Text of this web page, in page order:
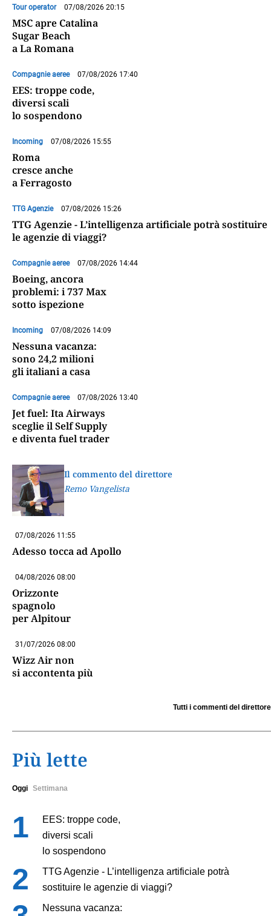
Tour operator 07/08/2026 20:15
MSC apre Catalina
Sugar Beach
a La Romana
Compagnie aeree 07/08/2026 17:40
EES: troppe code,
diversi scali
lo sospendono
Incoming 07/08/2026 15:55
Roma
cresce anche
a Ferragosto
TTG Agenzie 07/08/2026 15:26
TTG Agenzie - L’intelligenza artificiale potrà sostituire
le agenzie di viaggi?
Compagnie aeree 07/08/2026 14:44
Boeing, ancora
problemi: i 737 Max
sotto ispezione
Incoming 07/08/2026 14:09
Nessuna vacanza:
sono 24,2 milioni
gli italiani a casa
Compagnie aeree 07/08/2026 13:40
Jet fuel: Ita Airways
sceglie il Self Supply
e diventa fuel trader
Il commento del direttore
Remo Vangelista
07/08/2026 11:55
Adesso tocca ad Apollo
04/08/2026 08:00
Orizzonte
spagnolo
per Alpitour
31/07/2026 08:00
Wizz Air non
si accontenta più
Tutti i commenti del direttore
Più lette
Oggi Settimana
EES: troppe code,
diversi scali
lo sospendono
TTG Agenzie - L’intelligenza artificiale potrà
sostituire le agenzie di viaggi?
Nessuna vacanza: